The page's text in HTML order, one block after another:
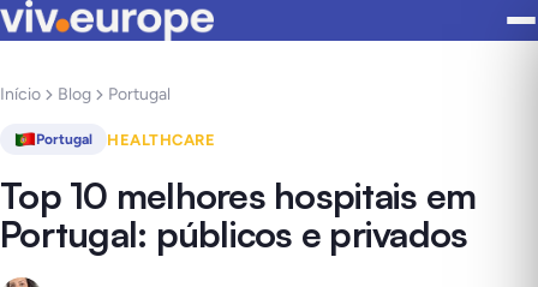
Início Blog Portugal
Portugal HEALTHCARE
Top 10 melhores hospitais em
Portugal: públicos e privados